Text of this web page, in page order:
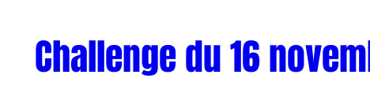
Challenge du 16